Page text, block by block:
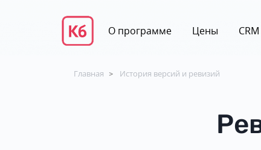
О программе Цены
Главная > История версий и ревизий